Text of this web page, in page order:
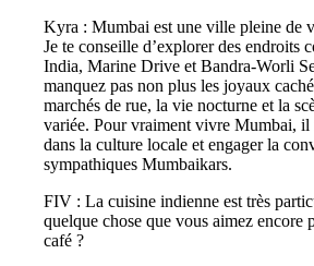
Kyra : Mumbai est une ville pleine de
Je te conseille d’explorer des endroits
India, Marine Drive et Bandra-Worli
manquez pas non plus les joyaux
marchés de rue, la vie nocturne et la
variée. Pour vraiment vivre Mumbai, il
dans la culture locale et engager la
sympathiques Mumbaikars.
FIV : La cuisine indienne est très
quelque chose que vous aimez encore
café ?